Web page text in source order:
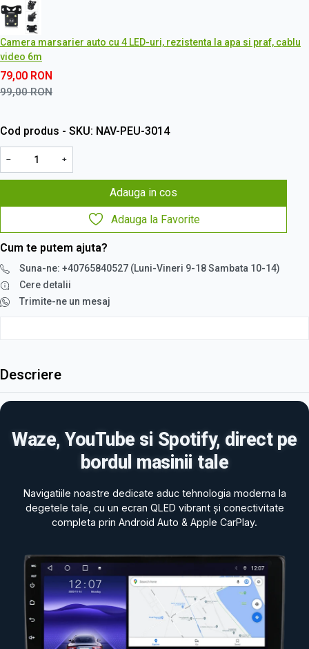
Camera marsarier auto cu 4 LED-uri, rezistenta la apa si praf, cablu
video 6m
79,00 RON
99,00RON
Cod produs - SKU NAV-PEU-3014
− +
Adauga in cos
Adauga la Favorite
Cum te putem ajuta?
Suna-ne: +40765840527 (Luni-Vineri 9-18 Sambata 10-14)
Cere detalii
Trimite-ne un mesaj
Descriere
Waze, YouTube si Spotify, direct pe
bordul masinii tale
Navigatiile noastre dedicate aduc tehnologia moderna la
degetele tale, cu un ecran QLED vibrant și conectivitate
completa prin Android Auto & Apple CarPlay.